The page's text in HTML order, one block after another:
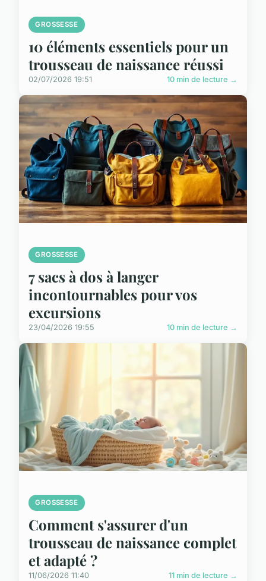
GROSSESSE
10 éléments essentiels pour un
trousseau de naissance réussi
02/07/2026 19:51 10 min de lecture →
GROSSESSE
7 sacs à dos à langer
incontournables pour vos
excursions
23/04/2026 19:55 10 min de lecture →
GROSSESSE
Comment s'assurer d'un
trousseau de naissance complet
et adapté ?
11/06/2026 11:40 11 min de lecture →